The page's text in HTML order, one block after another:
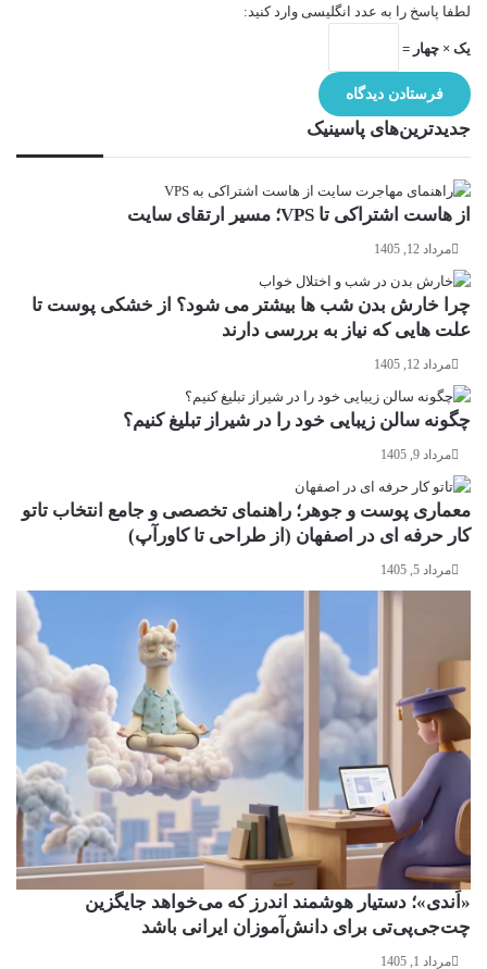
لطفا پاسخ را به عدد انگلیسی وارد کنید:
یک × چهار =
جدیدترین‌های پاسینیک
از هاست اشتراکی تا VPS؛ مسیر ارتقای سایت
مرداد 12, 1405
چرا خارش بدن شب ها بیشتر می شود؟ از خشکی پوست تا
علت هایی که نیاز به بررسی دارند
مرداد 12, 1405
چگونه سالن زیبایی خود را در شیراز تبلیغ کنیم؟
مرداد 9, 1405
معماری پوست و جوهر؛ راهنمای تخصصی و جامع انتخاب تاتو
کار حرفه ای در اصفهان (از طراحی تا کاورآپ)
مرداد 5, 1405
«اَندی»؛ دستیار هوشمند اندرز که می‌خواهد جایگزین
چت‌جی‌پی‌تی برای دانش‌آموزان ایرانی باشد
مرداد 1, 1405